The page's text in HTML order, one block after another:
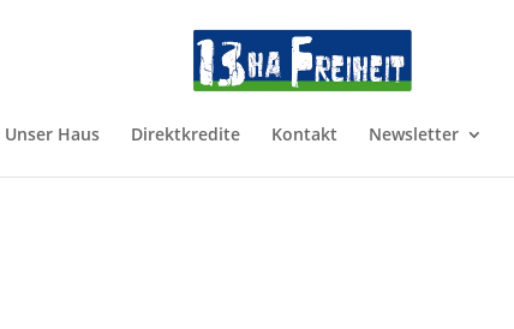
Unser Haus Direktkredite Kontakt Newsletter